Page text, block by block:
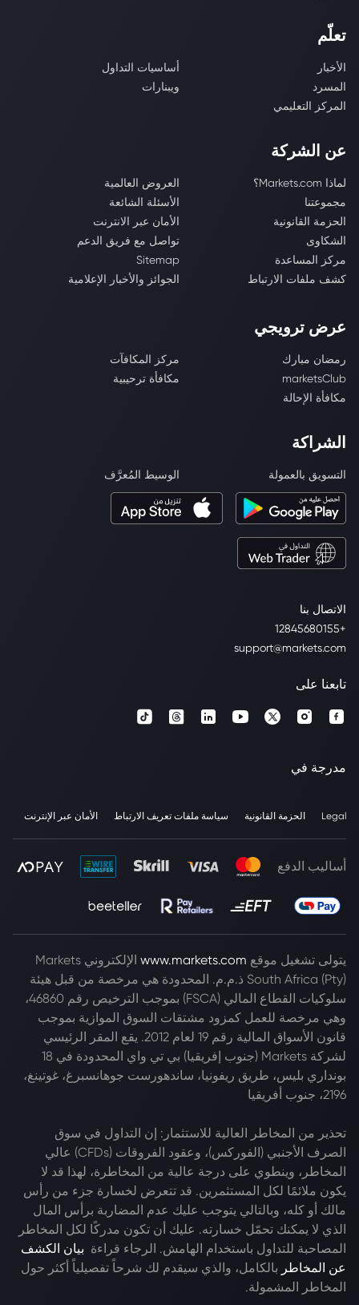
الاتصال بنا
+12845680155
support@markets.com
تعلّم
الأخبار
أساسيات التداول
المسرد
ويبنارات
المركز التعليمي
عن الشركة
لماذا Markets.com؟
العروض العالمية
مجموعتنا
الأسئلة الشائعة
الحزمة القانونية
الأمان عبر الانترنت
الشكاوى
تواصل مع فريق الدعم
مركز المساعدة
Sitemap
كشف ملفات الارتباط
الجوائز والأخبار الإعلامية
عرض ترويجي
رمضان مبارك
مركز المكافآت
marketsClub
مكافأة ترحيبية
مكافأة الإحالة
الشراكة
التسويق بالعمولة الوسيط المُعرَّف
تابعنا على
مدرجة في
Legal الحزمة القانونية سياسة ملفات تعريف الارتباط الأمان عبر الإنترنت
أساليب الدفع
يتولى تشغيل موقع www.markets.com
الإلكتروني Markets
South Africa (Pty) ذ.م.م. المحدودة هي مرخصة من قبل هيئة
سلوكيات القطاع المالي (FSCA) بموجب الترخيص رقم 46860،
وهي مرخصة للعمل كمزود مشتقات السوق الموازية بموجب
قانون الأسواق المالية رقم 19 لعام 2012. يقع المقر الرئيسي
لشركة Markets (جنوب إفريقيا) بي تي واي المحدودة في 18
بونداري بليس، طريق ريفونيا، ساندهورست جوهانسبرغ، غوتينغ،
2196، جنوب أفريقيا
تحذير من المخاطر العالية للاستثمار: إن التداول في سوق
الصرف الأجنبي (الفوركس)، وعقود الفروقات (CFDs) عالي
المخاطر، وينطوي على درجة عالية من المخاطرة، لهذا قد لا
يكون ملائمًا لكل المستثمرين. قد تتعرض لخسارة جزء من رأس
مالك أو كله، وبالتالي يتوجب عليك عدم المضاربة برأس المال
الذي لا يمكنك تحمّل خسارته. عليك أن تكون مدركًا لكل المخاطر
المصاحبة للتداول باستخدام الهامش. الرجاء قراءة بيان الكشف
عن المخاطر بالكامل، والذي سيقدم لك شرحاً تفصيلياً أكثر حول
المخاطر المشمولة.